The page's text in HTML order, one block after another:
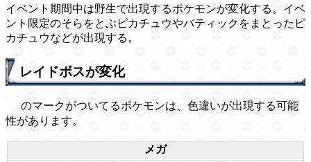
イベント期間中は野生で出現するポケモンが変化する。イベ
ント限定のそらをとぶピカチュウやバティックをまとったピ
カチュウなどが出現する。
レイドボスが変化
のマークがついてるポケモンは、色違いが出現する可能
性があります。
メガ